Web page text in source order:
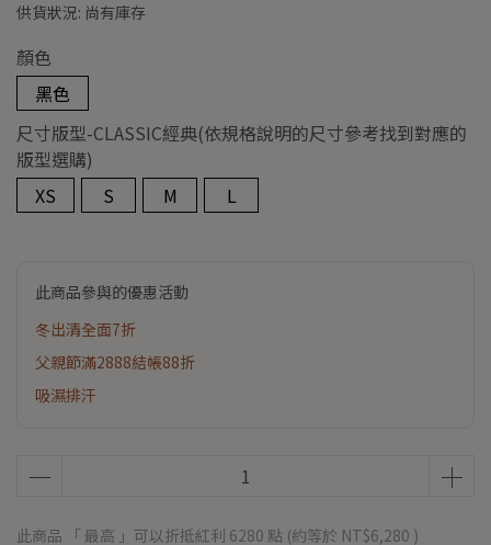
供貨狀況: 尚有庫存
顏色
黑色
尺寸版型-CLASSIC經典(依規格說明的尺寸參考找到對應的
版型選購)
XS
S M L
此商品參與的優惠活動
冬出清全面7折
父親節滿2888結帳88折
吸濕排汗
此商品 「 最高 」可以折抵紅利 6280 點 (約等於 NT$6,280 )